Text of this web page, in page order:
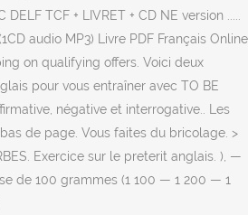
TCF + LIVRET + CD NE version .....
audio MP3) Livre PDF Français Online
on qualifying offers. Voici deux
pour vous entraîner avec TO BE
négative et interrogative.. Les
de page. Vous faites du bricolage. >
Exercice sur le preterit anglais. ), —
de 100 grammes (1 100 — 1 200 — 1